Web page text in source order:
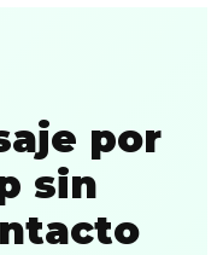
por
sin